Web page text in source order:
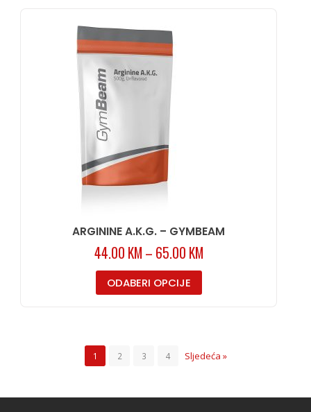
ARGININE A.K.G. – GYMBEAM
44.00 KM – 65.00 KM
ODABERI OPCIJE
1 2 3 4 Sljedeća »